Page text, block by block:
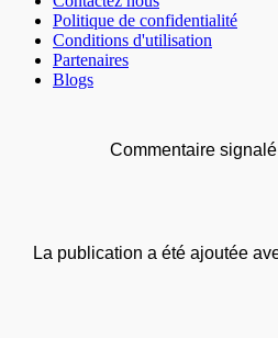
Politique de confidentialité
Conditions d'utilisation
Partenaires
Blogs
Commentaire
La publication a été ajoutée